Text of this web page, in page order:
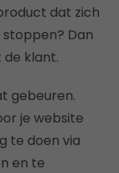
dat zich
Dan
klant.
gebeuren.
je website
te doen via
en te